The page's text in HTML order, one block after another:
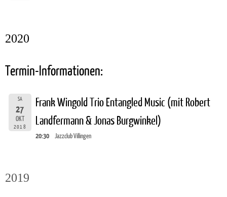
2020
Termin-Informationen:
SA
27
OKT
2018
Frank Wingold Trio Entangled Music (mit Robert
Landfermann & Jonas Burgwinkel)
20:30 Jazzclub Villingen
2019